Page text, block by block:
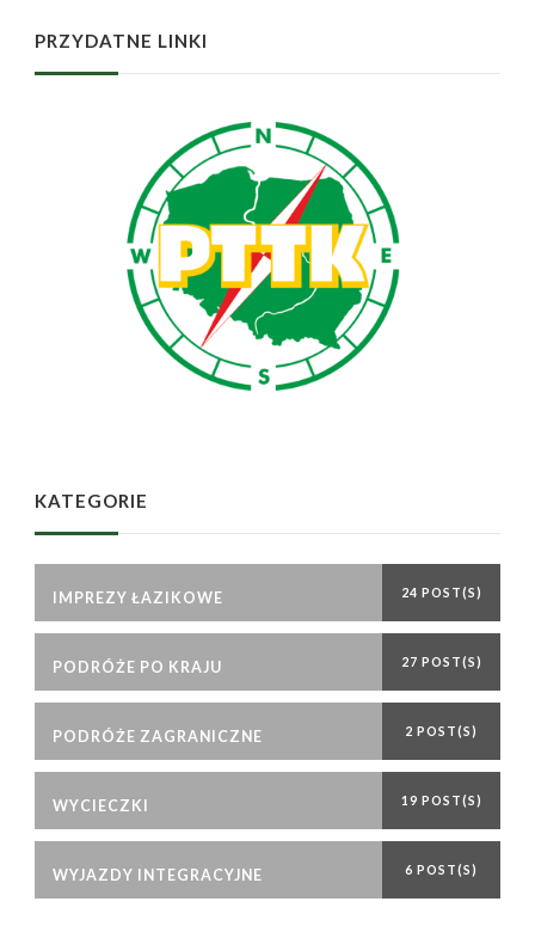
PRZYDATNE LINKI
KATEGORIE
IMPREZY ŁAZIKOWE 24 POST(S)
PODRÓŻE PO KRAJU 27 POST(S)
PODRÓŻE ZAGRANICZNE 2 POST(S)
WYCIECZKI 19 POST(S)
WYJAZDY INTEGRACYJNE 6 POST(S)